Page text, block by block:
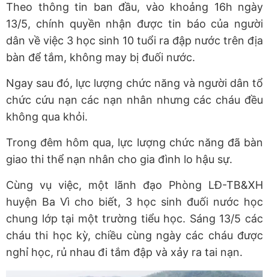
Theo thông tin ban đầu, vào khoảng 16h ngày
13/5, chính quyền nhận được tin báo của người
dân về việc 3 học sinh 10 tuổi ra đập nước trên địa
bàn để tắm, không may bị đuối nước.
Ngay sau đó, lực lượng chức năng và người dân tổ
chức cứu nạn các nạn nhân nhưng các cháu đều
không qua khỏi.
Trong đêm hôm qua, lực lượng chức năng đã bàn
giao thi thể nạn nhân cho gia đình lo hậu sự.
Cùng vụ việc, một lãnh đạo Phòng LĐ-TB&XH
huyện Ba Vì cho biết, 3 học sinh đuối nước học
chung lớp tại một trường tiểu học. Sáng 13/5 các
cháu thi học kỳ, chiều cùng ngày các cháu được
nghỉ học, rủ nhau đi tắm đập và xảy ra tai nạn.